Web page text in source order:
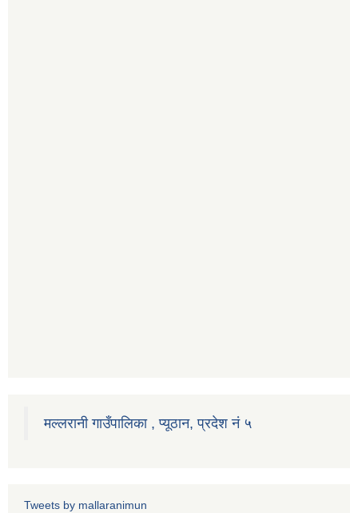
मल्लरानी गाउँपालिका , प्यूठान, प्रदेश नं ५
Tweets by mallaranimun